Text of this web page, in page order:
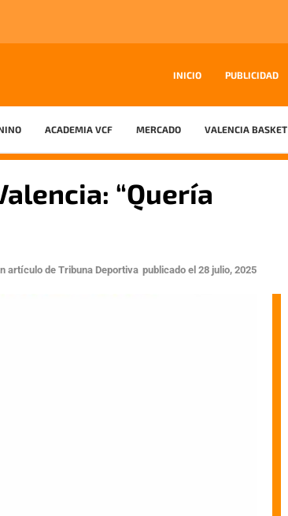
INICIO PUBLICIDAD
ACADEMIA VCF MERCADO VALENCIA BASKET
“Quería
artículo deTribuna Deportiva publicado el 28 julio, 2025